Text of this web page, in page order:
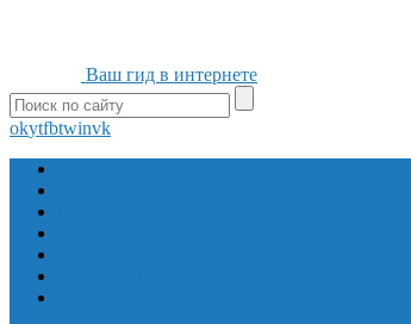
Ваш гид в интернете
okytfbtwinvk